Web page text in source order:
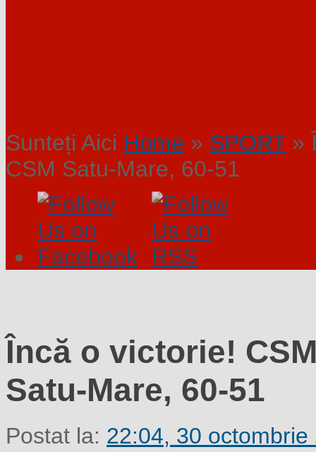
Sunteți Aici Home » SPORT »
CSM Satu-Mare, 60-51
Încă o victorie!
Satu-Mare, 60-51
Postat la: 22:04, 30 octombrie